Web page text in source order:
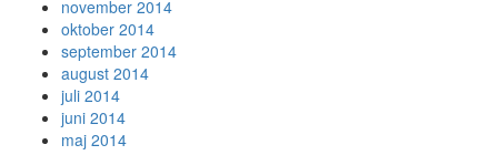
november 2014
oktober 2014
september 2014
august 2014
juli 2014
juni 2014
maj 2014